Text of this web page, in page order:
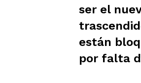
ser el
están
por falta